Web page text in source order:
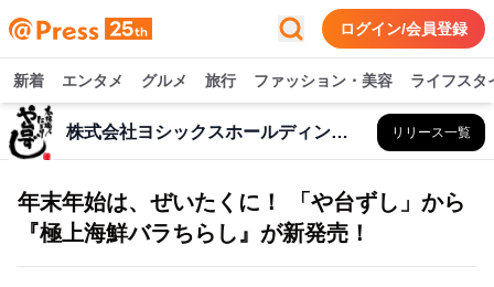
ログイン/会員登録
新着 エンタメ グルメ 旅行 ファッション・美容 ライフスタ
株式会社ヨシックスホールディングス リリース一覧
年末年始は、ぜいたくに！ 「や台ずし」から
『極上海鮮バラちらし』が新発売！